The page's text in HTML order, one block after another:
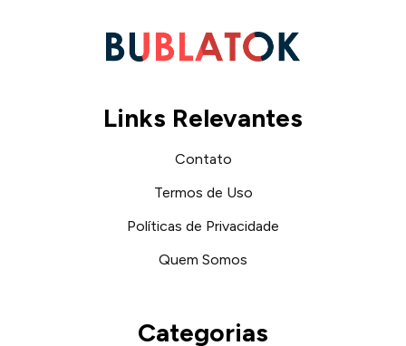
Links Relevantes
Contato
Termos de Uso
Políticas de Privacidade
Quem Somos
Categorias